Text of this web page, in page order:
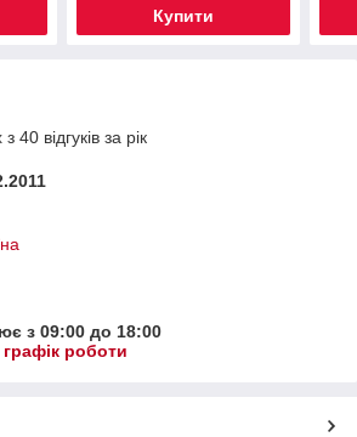
Купити
40 відгуків за рік
з 09:00 до 18:00
роботи